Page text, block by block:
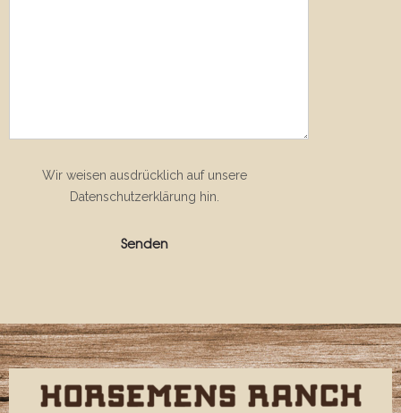
Wir weisen ausdrücklich auf unsere
Datenschutzerklärung hin.